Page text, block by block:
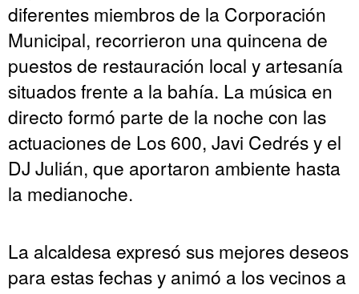
diferentes miembros de la Corporación
Municipal, recorrieron una quincena de
puestos de restauración local y artesanía
situados frente a la bahía. La música en
directo formó parte de la noche con las
actuaciones de Los 600, Javi Cedrés y el
DJ Julián, que aportaron ambiente hasta
la medianoche.
La alcaldesa expresó sus mejores deseos
para estas fechas y animó a los vecinos a